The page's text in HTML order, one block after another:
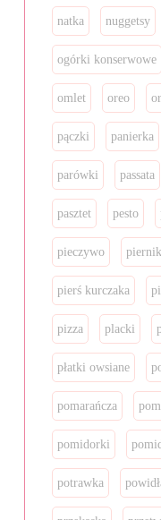
natka nuggetsy
ogórki konserwowe
omlet oreo
pączki panierka
parówki passata
pasztet pesto
pieczywo piernik
pierś kurczaka
pizza placki
płatki owsiane
pomarańcza
pomidorki
potrawka